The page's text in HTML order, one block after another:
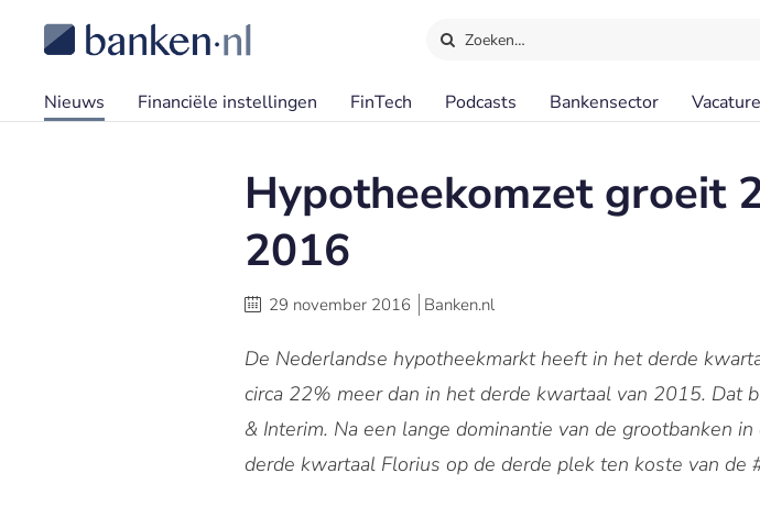
Zoeken…
Nieuws Financiële instellingen FinTech Podcasts Bankensector
Hypotheekomzet groeit
2016
29 november 2016 Banken.nl
De Nederlandse hypotheekmarkt heeft in het derde
circa 22% meer dan in het derde kwartaal van 2015. Dat
& Interim. Na een lange dominantie van de grootbanken
derde kwartaal Florius op de derde plek ten koste van de